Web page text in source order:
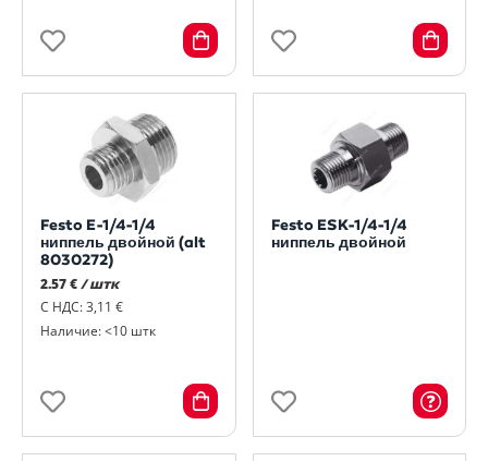
Festo E-1/4-1/4
ниппель двойной (alt
8030272)
2.57 €/ штк
С НДС: 3,11 €
Наличие: <10 штк
Festo ESK-1/4-1/4
ниппель двойной